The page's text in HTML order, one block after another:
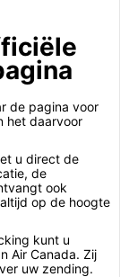
de pagina voor
het daarvoor
u direct de
de
ook
op de hoogte
kunt u
Air Canada. Zij
uw zending.